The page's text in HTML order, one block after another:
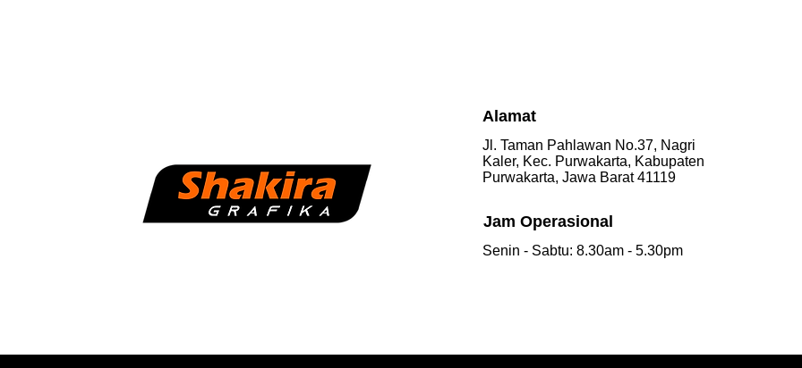
Alamat
Jl. Taman Pahlawan No.37, Nagri
Kaler, Kec. Purwakarta, Kabupaten
Purwakarta, Jawa Barat 41119
Jam Operasional
Senin - Sabtu: 8.30am - 5.30pm